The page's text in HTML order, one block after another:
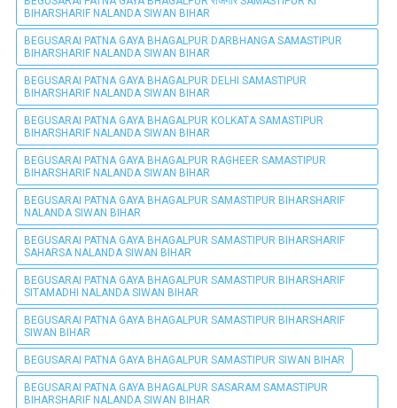
BIHARSHARIF NALANDA SIWAN BIHAR
BEGUSARAI PATNA GAYA BHAGALPUR DARBHANGA SAMASTIPUR
BIHARSHARIF NALANDA SIWAN BIHAR
BEGUSARAI PATNA GAYA BHAGALPUR DELHI SAMASTIPUR
BIHARSHARIF NALANDA SIWAN BIHAR
BEGUSARAI PATNA GAYA BHAGALPUR KOLKATA SAMASTIPUR
BIHARSHARIF NALANDA SIWAN BIHAR
BEGUSARAI PATNA GAYA BHAGALPUR RAGHEER SAMASTIPUR
BIHARSHARIF NALANDA SIWAN BIHAR
BEGUSARAI PATNA GAYA BHAGALPUR SAMASTIPUR BIHARSHARIF
NALANDA SIWAN BIHAR
BEGUSARAI PATNA GAYA BHAGALPUR SAMASTIPUR BIHARSHARIF
SAHARSA NALANDA SIWAN BIHAR
BEGUSARAI PATNA GAYA BHAGALPUR SAMASTIPUR BIHARSHARIF
SITAMADHI NALANDA SIWAN BIHAR
BEGUSARAI PATNA GAYA BHAGALPUR SAMASTIPUR BIHARSHARIF
SIWAN BIHAR
BEGUSARAI PATNA GAYA BHAGALPUR SAMASTIPUR SIWAN BIHAR
BEGUSARAI PATNA GAYA BHAGALPUR SASARAM SAMASTIPUR
BIHARSHARIF NALANDA SIWAN BIHAR